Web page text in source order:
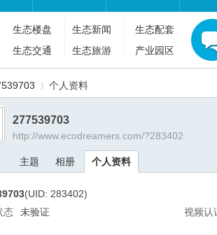
生态楼盘 生态新闻
生态配套
生态交通
生态旅游 产业园区
个人资料
277539703
http://www.ecodreamers.com/?283402
主题 相册 个人资料
(UID: 283402)
态
未验证 视频认